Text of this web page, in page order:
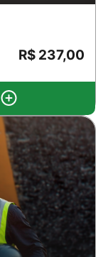
R$ 237,00